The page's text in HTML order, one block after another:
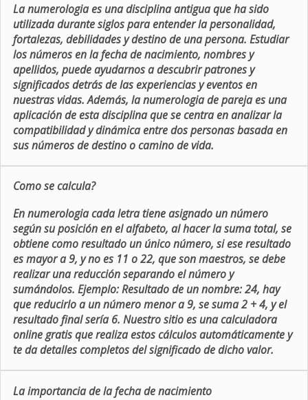
La numerologia es una disciplina antigua que ha sido
utilizada durante siglos para entender la personalidad,
fortalezas, debilidades y destino de una persona. Estudiar
los números en la fecha de nacimiento, nombres y
apellidos, puede ayudarnos a descubrir patrones y
significados detrás de las experiencias y eventos en
nuestras vidas. Además, la numerologia de pareja es una
aplicación de esta disciplina que se centra en analizar la
compatibilidad y dinámica entre dos personas basada en
sus números de destino o camino de vida.
Como se calcula?
En numerologia cada letra tiene asignado un número
según su posición en el alfabeto, al hacer la suma total, se
obtiene como resultado un único número, si ese resultado
es mayor a 9, y no es 11 o 22, que son maestros, se debe
realizar una reducción separando el número y
sumándolos. Ejemplo: Resultado de un nombre: 24, hay
que reducirlo a un número menor a 9, se suma 2 + 4, y el
resultado final sería 6. Nuestro sitio es una calculadora
online gratis que realiza estos cálculos automáticamente y
te da detalles completos del significado de dicho valor.
La importancia de la fecha de nacimiento